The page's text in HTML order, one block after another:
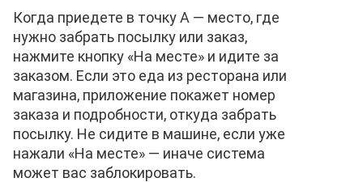
Когда приедете в точку А — место, где
нужно забрать посылку или заказ,
нажмите кнопку «На месте» и идите за
заказом. Если это еда из ресторана или
магазина, приложение покажет номер
заказа и подробности, откуда забрать
посылку. Не сидите в машине, если уже
нажали «На месте» — иначе система
может вас заблокировать.